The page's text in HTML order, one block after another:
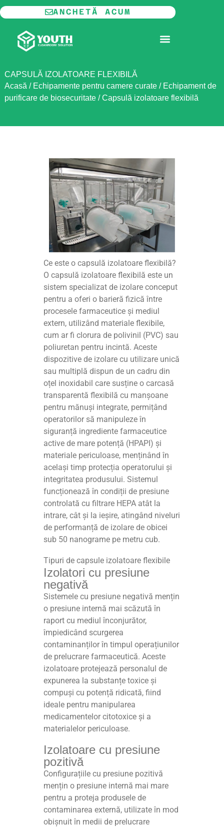
Skip
to
content
ANCHETĂ ACUM
CAPSULĂ IZOLATOARE FLEXIBILĂ
Acasă / Echipamente pentru camere curate/ Echipament de
purificare de biosecuritate/Capsulă izolatoare flexibilă
Ce este o capsulă izolatoare flexibilă?
O capsulă izolatoare flexibilă este un
sistem specializat de izolare conceput
pentru a oferi o barieră fizică între
procesele farmaceutice și mediul
extern, utilizând materiale flexibile,
cum ar fi clorura de polivinil (PVC) sau
poliuretan pentru incintă. Aceste
dispozitive de izolare cu utilizare unică
sau multiplă dispun de un cadru din
oțel inoxidabil care susține o carcasă
transparentă flexibilă cu manșoane
pentru mănuși integrate, permițând
operatorilor să manipuleze în
siguranță ingrediente farmaceutice
active de mare potență (HPAPI) și
materiale periculoase, menținând în
același timp protecția operatorului și
integritatea produsului. Sistemul
funcționează în condiții de presiune
controlată cu filtrare HEPA atât la
intrare, cât și la ieșire, atingând niveluri
de performanță de izolare de obicei
sub 50 nanograme pe metru cub.
Tipuri de capsule izolatoare flexibile
Izolatori cu presiune
negativă
Sistemele cu presiune negativă mențin
o presiune internă mai scăzută în
raport cu mediul înconjurător,
împiedicând scurgerea
contaminanților în timpul operațiunilor
de prelucrare farmaceutică. Aceste
izolatoare protejează personalul de
expunerea la substanțe toxice și
compuși cu potență ridicată, fiind
ideale pentru manipularea
medicamentelor citotoxice și a
materialelor periculoase.
Izolatoare cu presiune
pozitivă
Configurațiile cu presiune pozitivă
mențin o presiune internă mai mare
pentru a proteja produsele de
contaminarea externă, utilizate în mod
obișnuit în medii de prelucrare